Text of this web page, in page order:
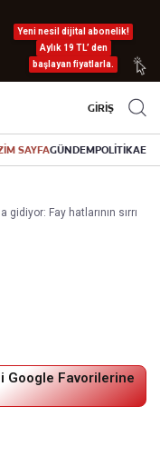
Yeni nesil dijital abonelik!
Aylık 19 TL’ den
başlayan fiyatlarla.
GİRİŞ
SAYFAGÜNDEMPOLİTİKA
Fay hatlarının sırrı
Google Favorilerine